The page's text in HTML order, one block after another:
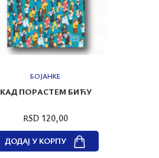
БОЈАНКЕ
КАД ПОРАСТЕМ БИЋУ
RSD 120,00
ДОДАЈ У КОРПУ